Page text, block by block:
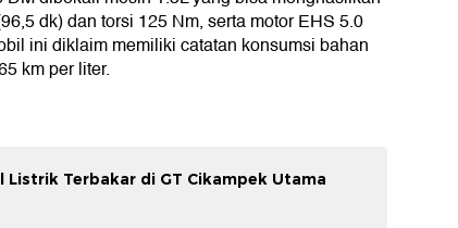
dk) dan torsi 125 Nm, serta motor EHS 5.0
ini diklaim memiliki catatan konsumsi bahan
km per liter.
Listrik Terbakar di GT Cikampek Utama